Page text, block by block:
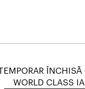
ÎNCHISĂ
WORLD CLASS